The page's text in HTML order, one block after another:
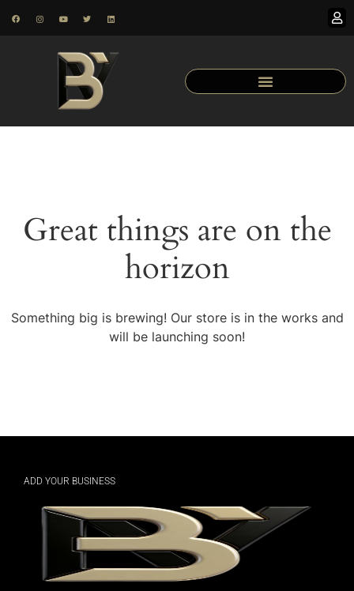
Great things are on the
horizon
Something big is brewing! Our store is in the works and
will be launching soon!
ADD YOUR BUSINESS